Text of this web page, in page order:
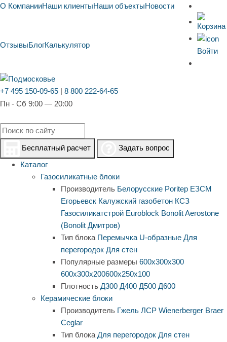
О КомпанииНаши клиентыНаши объектыНовости
ОтзывыБлогКалькулятор
Войти
+7 495 150-09-65 | 8 800 222-64-65
Пн - Сб 9:00 — 20:00
Бесплатный расчет
Задать вопрос
Каталог
Газосиликатные блоки
Производитель Белорусские Poritep ЕЗСМ
Егорьевск Калужский газобетон КСЗ
Газосиликатстрой Euroblock BonolitAerostone
(Bonolit Дмитров)
Тип блока Перемычка U-образные Для
перегородок Для стен
Популярные размеры 600х300х300
600х300х200600х250х100
Плотность Д300 Д400 Д500 Д600
Керамические блоки
Производитель Гжель ЛСР Wienerberger Braer
Ceglar
Тип блока Для перегородок Для стен